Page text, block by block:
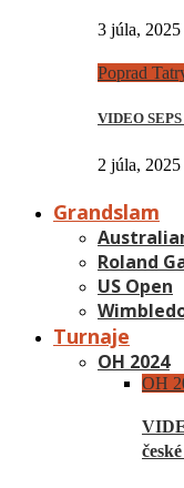
3 júla, 2025
Poprad
VIDEO
2 júla, 2025
Grandslam
Roland
US Open
Turnaje
OH 2024
OH